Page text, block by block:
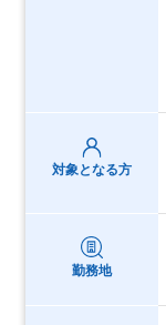
対象となる方
勤務地